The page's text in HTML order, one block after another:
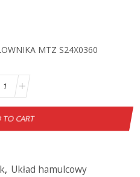
MTZ S24X0360
TO CART
, Układ hamulcowy